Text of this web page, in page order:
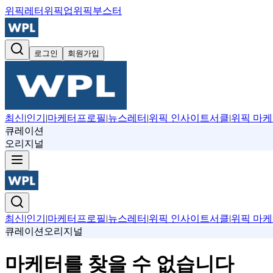
위픽레터 위픽업위픽부스터
로그인 회원가입
최신|인기 |마케터프로필|뉴스레터 |위픽 인사이트서클|위픽 마케
큐레이션
오리지널
최신|인기 |마케터프로필|뉴스레터 |위픽 인사이트서클|위픽 마케
큐레이션 오리지널
마케터를 찾을 수 없습니다